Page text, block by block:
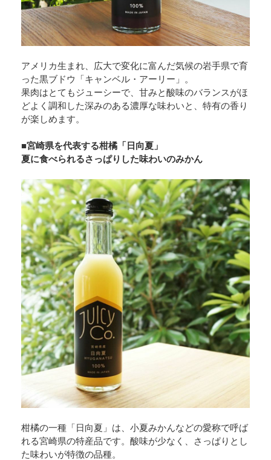
アメリカ生まれ、広大で変化に富んだ気候の岩手県で育
った黒ブドウ「キャンベル・アーリー」。
果肉はとてもジューシーで、甘みと酸味のバランスがほ
どよく調和した深みのある濃厚な味わいと、特有の香り
が楽しめます。
■宮崎県を代表する柑橘「日向夏」
夏に食べられるさっぱりした味わいのみかん
柑橘の一種「日向夏」は、小夏みかんなどの愛称で呼ば
れる宮崎県の特産品です。酸味が少なく、さっぱりとし
た味わいが特徴の品種。